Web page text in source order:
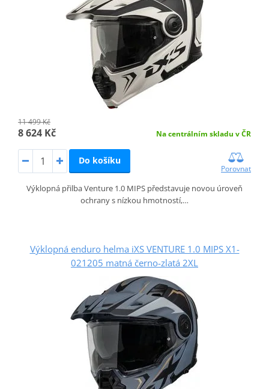
11 499 Kč
8 624 Kč Na centrálním skladu v ČR
Do košíku
Porovnat
Výklopná přilba Venture 1.0 MIPS představuje novou úroveň
ochrany s nízkou hmotností,…
Výklopná enduro helma iXS VENTURE 1.0 MIPS X1-
021205 matná černo-zlatá 2XL